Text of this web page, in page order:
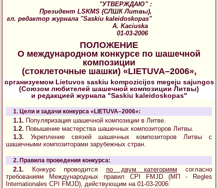
"УТВЕРЖДАЮ" :
Президент LSKMS (СЛШК Литвы),
гл. редактор журнала "Saskiu kaleidoskopas"
A. Kaciuska
01-03-2006
ПОЛОЖЕНИЕ
О международном конкурсе по шашечной
композиции
(стоклеточные шашки) «LIETUVA–2006»,
организуемом Lietuvos saskiu kompozicijos megeju sajungos
(Союзом любителей шашечной композиции Литвы)
и редакцией журнала "Saskiu kaleidoskopas"
1. Цели и задачи конкурса «LIETUVA–2006»:
1.1. Популяризация шашечной композиции в Литве.
1.2. Повышение мастерства шашечных композиторов Литвы.
1.3. Укрепление связей шашечных композиторов Литвы с
шашечными композиторами зарубежных стран.
2. Правила проведения конкурса:
2.1. Конкурс проводится по двум категориям согласно
требованиям Международных правил CPI FMJD (МП - Regles
Internationales CPI FMJD), действующим на 01-03-2006: